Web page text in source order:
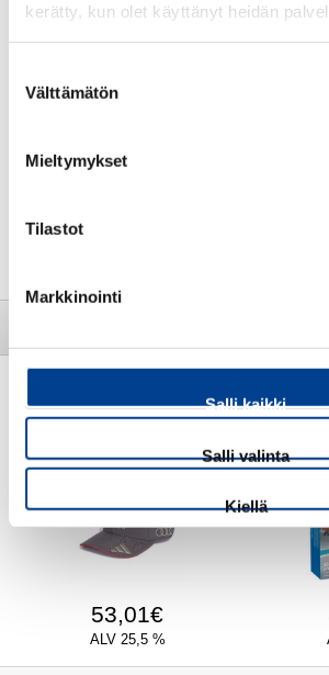
kerätty, kun olet käyttänyt heidän
valinta
Välttämätön
Mieltymykset
Tilastot
Markkinointi
Salli kaikki
Salli valinta
Kiellä
Lego Speed Champions
Audi Revolut F1 R26
Audi Formula One F1 Team
53,01€
ALV 25,5 %
gray/